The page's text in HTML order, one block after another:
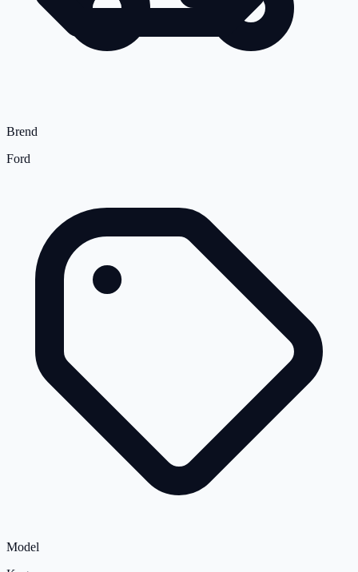
Brend
Ford
Model